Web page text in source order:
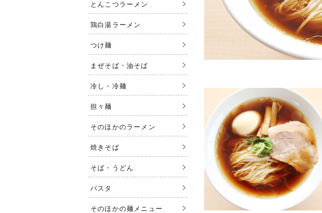
とんこつラーメン
鶏白湯ラーメン
つけ麺
まぜそば・油そば
冷し・冷麺
担々麺
そのほかのラーメン
焼きそば
そば・うどん
パスタ
そのほかの麺メニュー